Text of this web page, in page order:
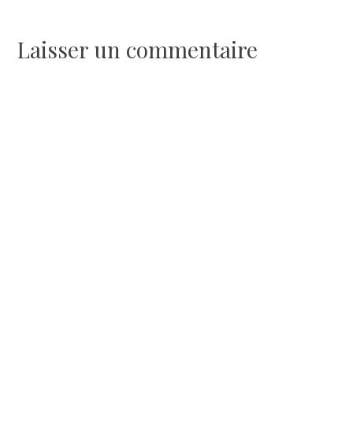
l’article
Laisser un commentaire